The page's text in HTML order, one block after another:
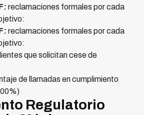
reclamaciones formales por cada
reclamaciones formales por cada
que solicitan cese de
de llamadas en cumplimiento
Regulatorio